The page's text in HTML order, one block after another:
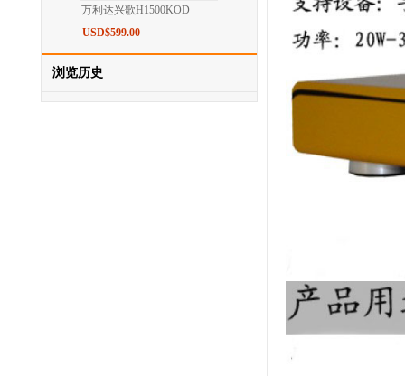
万利达兴歌H1500KOD
USD$599.00
浏览历史